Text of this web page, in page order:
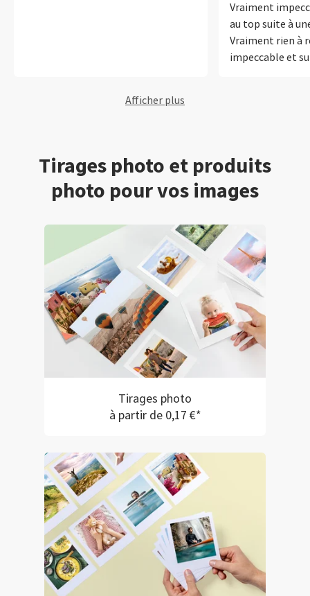
Vraiment
au top suite à
Vraiment rien à
impeccable et
Afficher plus
Tirages photo et produits
photo pour vos images
Tirages photo
à partir de 0,17 €*